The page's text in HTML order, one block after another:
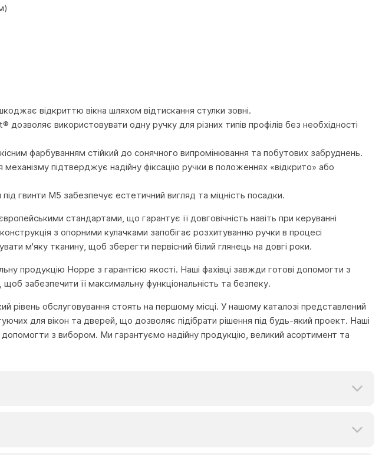
відкриттю вікна шляхом відтискання стулки зовні.
використовувати одну ручку для різних типів профілів без необхідності
фарбуванням стійкий до сонячного випромінювання та побутових забруднень.
механізму підтверджує надійну фіксацію ручки в положеннях «відкрито» або
гвинти M5 забезпечує естетичний вигляд та міцність посадки.
стандартами, що гарантує її довговічність навіть при керуванні
з опорними кулачками запобігає розхитуванню ручки в процесі
м'яку тканину, щоб зберегти первісний білий глянець на довгі роки.
продукцію Hoppe з гарантією якості. Наші фахівці завжди готові допомогти з
забезпечити її максимальну функціональність та безпеку.
рівень обслуговування стоять на першому місці. У нашому каталозі представлений
для вікон та дверей, що дозволяє підібрати рішення під будь-який проект. Наші
з вибором. Ми гарантуємо надійну продукцію, великий асортимент та